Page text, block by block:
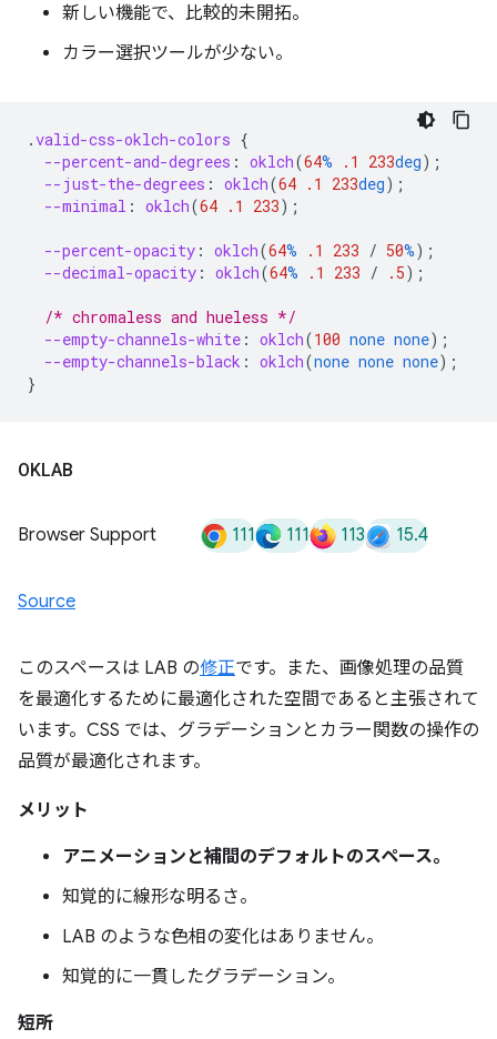
新しい機能で、比較的未開拓。
カラー選択ツールが少ない。
.valid-css-oklch-colors {
--percent-and-degrees : oklch(64% .1 233deg);
--just-the-degrees : oklch(64 .1 233deg);
--minimal : oklch(64 .1 233);
--percent-opacity : oklch(64% .1 233 / 50%);
--decimal-opacity : oklch(64% .1 233 / .5);
/* chromaless and hueless */
--empty-channels-white : oklch(100 none none);
--empty-channels-black : oklch(none none none);
}
OKLAB
Browser Support 111 111 113 15.4
Source
このスペースは LAB の修正です。また、画像処理の品質
を最適化するために最適化された空間であると主張されて
います。CSS では、グラデーションとカラー関数の操作の
品質が最適化されます。
メリット
アニメーションと補間のデフォルトのスペース。
知覚的に線形な明るさ。
LAB のような色相の変化はありません。
知覚的に一貫したグラデーション。
短所